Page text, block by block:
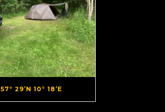
57° 29’N 10° 18’E